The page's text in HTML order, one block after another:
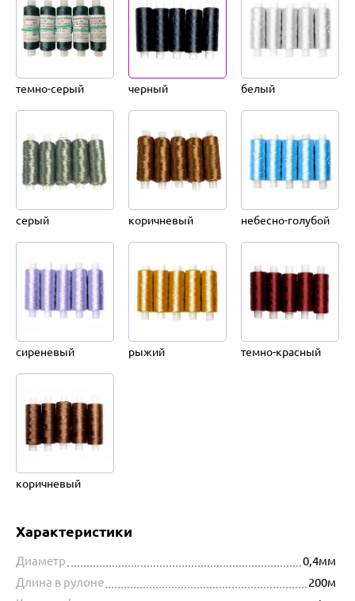
темно-серый черный белый
серый коричневый небесно-голубой
сиреневый рыжий темно-красный
коричневый
Характеристики
Диаметр
0,4мм
Длина в рулоне
200м